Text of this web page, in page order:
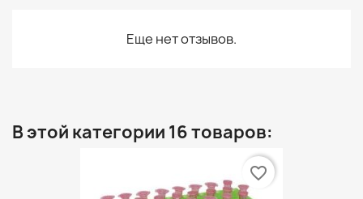
Еще нет отзывов.
В этой категории 16 товаров:
favorite_border